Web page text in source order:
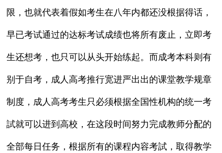
限，也就代表着假如考生在八年内都还没根据得话，
早已考试通过的达标考试成绩也将所有废止，立即考
生还想考，也只可以从头开始练起。而成考本科则有
别于自考，成人高考推行宽进严出出的课堂教学规章
制度，成人高考考生只必须根据全国性机构的统一考
試就可以进到高校，在这段时间努力完成教师分配的
全部每日任务，根据所有的课程内容考試，取得教学